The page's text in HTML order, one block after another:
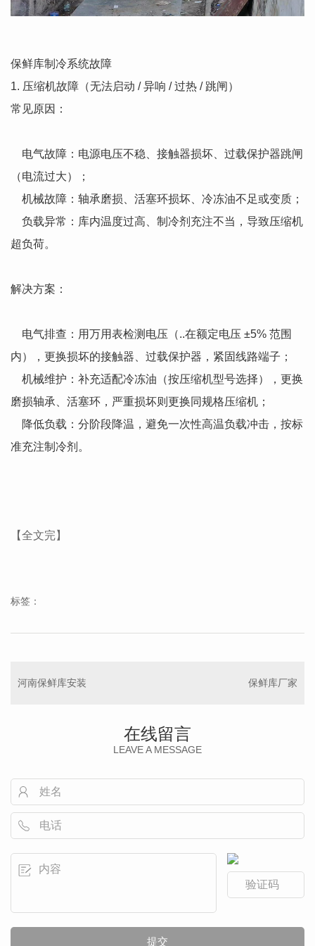
保鲜库制冷系统故障
1. 压缩机故障（无法启动 / 异响 / 过热 / 跳闸）
常见原因：
电气故障：电源电压不稳、接触器损坏、过载保护器跳闸
（电流过大）；
机械故障：轴承磨损、活塞环损坏、冷冻油不足或变质；
负载异常：库内温度过高、制冷剂充注不当，导致压缩机
超负荷。
解决方案：
电气排查：用万用表检测电压（..在额定电压 ±5% 范围
内），更换损坏的接触器、过载保护器，紧固线路端子；
机械维护：补充适配冷冻油（按压缩机型号选择），更换
磨损轴承、活塞环，严重损坏则更换同规格压缩机；
降低负载：分阶段降温，避免一次性高温负载冲击，按标
准充注制冷剂。
【全文完】
标签：
河南保鲜库安装 保鲜库厂家
在线留言
LEAVE A MESSAGE